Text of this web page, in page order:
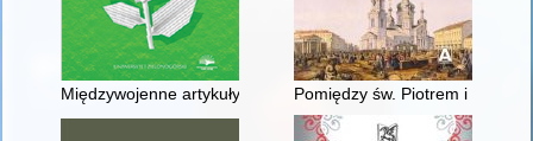
Międzywojenne artykuły gimnazjalistek z Kaszub i Krakowa
Pomiędzy św. Piotrem i Sankt